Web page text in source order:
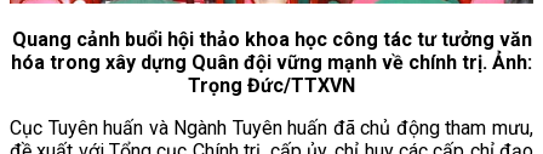
Quang cảnh buổi hội thảo khoa học công tác tư tưởng văn
hóa trong xây dựng Quân đội vững mạnh về chính trị. Ảnh:
Trọng Đức/TTXVN
Cục Tuyên huấn và Ngành Tuyên huấn đã chủ động tham mưu,